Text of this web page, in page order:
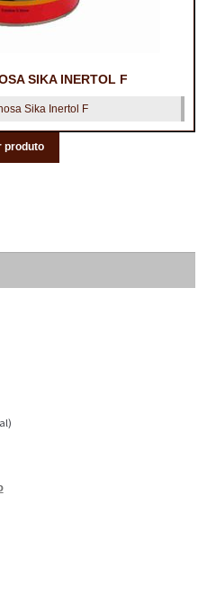
SIKA INERTOL F
Sika Inertol F
produto